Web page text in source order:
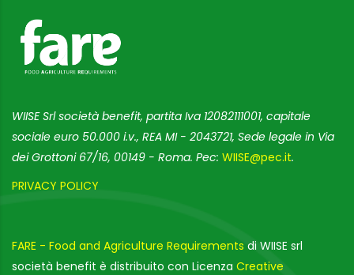
WIISE Srl società benefit, partita Iva 12082111001, capitale
sociale euro 50.000 i.v., REA MI - 2043721, Sede legale in Via
dei Grottoni 67/16, 00149 - Roma. Pec: WIISE@pec.it.
PRIVACY POLICY
FARE - Food and Agriculture Requirements di WIISE srl
società benefit è distribuito con Licenza Creative